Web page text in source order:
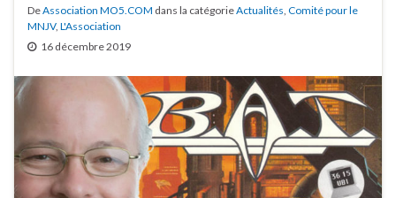
DeAssociation MO5.COM dans la catégorieActualités, Comité pour le
MNJV, L'Association
16 décembre 2019